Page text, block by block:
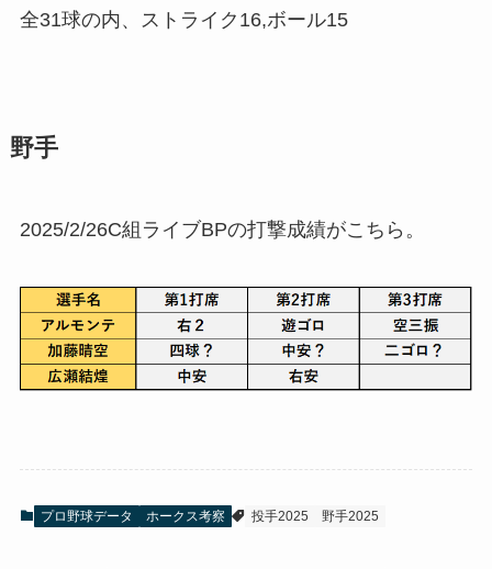
全31球の内、ストライク16,ボール15
野手
2025/2/26C組ライブBPの打撃成績がこちら。
プロ野球データ ホークス考察 投手2025 野手2025